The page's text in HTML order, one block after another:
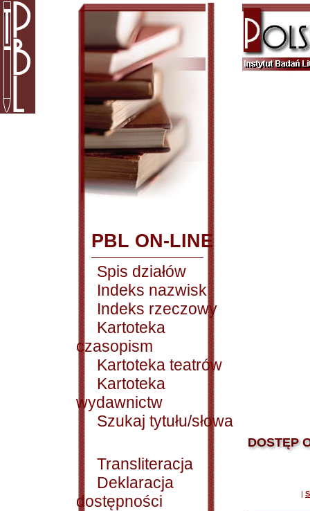
PBL ON-LINE
Spis działów
Indeks nazwisk
Indeks rzeczowy
Kartoteka
czasopism
Kartoteka teatrów
Kartoteka
wydawnictw
Szukaj tytułu/słowa
Transliteracja
Deklaracja
dostępności
DOSTĘP
|